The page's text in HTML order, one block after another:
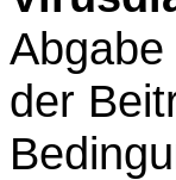
Abgabe
der